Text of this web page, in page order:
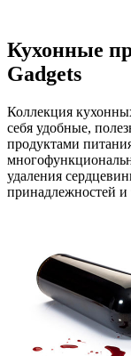
Кухонные
Gadgets
Коллекция
себя удобные,
продуктами
удаления
принадлежностей и